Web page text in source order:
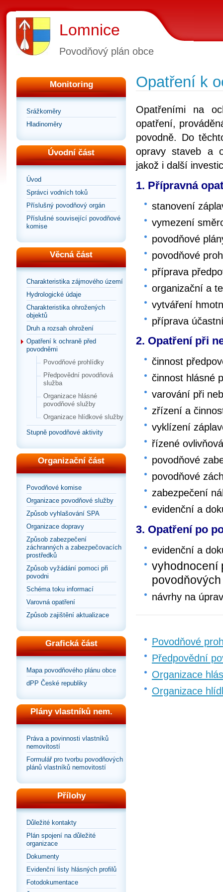
Lomnice
Povodňový plán obce
Monitoring
Srážkoměry
Hladinoměry
Úvodní část
Úvod
Správci vodních toků
Příslušný povodňový orgán
Příslušné související povodňové
komise
Věcná část
Charakteristika zájmového území
Hydrologické údaje
Charakteristika ohrožených
objektů
Druh a rozsah ohrožení
Opatření k ochraně před
povodněmi
Povodňové prohlídky
Předpovědní povodňová
služba
Organizace hlásné
povodňové služby
Organizace hlídkové služby
Stupně povodňové aktivity
Organizační část
Povodňové komise
Organizace povodňové služby
Způsob vyhlašování SPA
Organizace dopravy
Způsob zabezpečení
záchranných a zabezpečovacích
prostředků
Způsob vyžádání pomoci při
povodni
Schéma toku informací
Varovná opatření
Způsob zajištění aktualizace
Grafická část
Mapa povodňového plánu obce
dPP České republiky
Plány vlastníků nem.
Práva a povinnosti vlastníků
nemovitostí
Formulář pro tvorbu povodňových
plánů vlastníků nemovitostí
Přílohy
Důležité kontakty
Plán spojení na důležité
organizace
Dokumenty
Evidenční listy hlásných profilů
Fotodokumentace
Opatření k
Opatřeními na
opatření,
povodně. Do
opravy staveb a
jakož i další
1. Přípravná
stanovení
vymezení
povodňové
povodňové
příprava
organizační a
vytváření
příprava
2. Opatření při
činnost
činnost hlásné
varování při
zřízení a
vyklízení
řízené
povodňové
povodňové
zabezpečení
evidenční a
3. Opatření po
evidenční a
vyhodnocení
návrhy na
Povodňové
Předpovědní
Organizace
Organizace